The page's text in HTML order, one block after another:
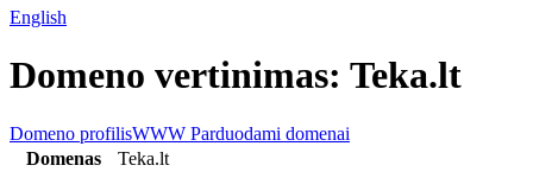
English
Domeno vertinimas: Teka.lt
Domeno profilisWWW Parduodami domenai
Domenas
Teka.lt